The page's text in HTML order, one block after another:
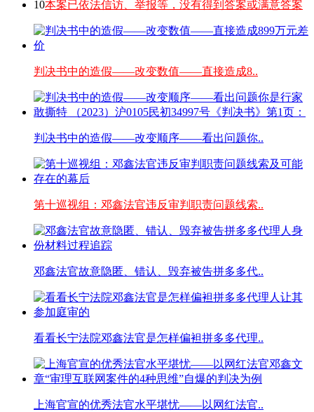
10本案已依法信访、举报等，没有得到答案或满意答案
判决书中的造假——改变数值——直接造成8..
判决书中的造假——改变顺序——看出问题你..
第十巡视组：邓鑫法官违反审判职责问题线索..
邓鑫法官故意隐匿、错认、毁弃被告拼多多代..
看看长宁法院邓鑫法官是怎样偏袒拼多多代理..
上海官宣的优秀法官水平堪忧——以网红法官..